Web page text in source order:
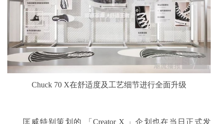
Chuck 70 X在舒适度及工艺细节进行全面升级
匡威特别策划的 「Creator X 」企划也在当日正式发